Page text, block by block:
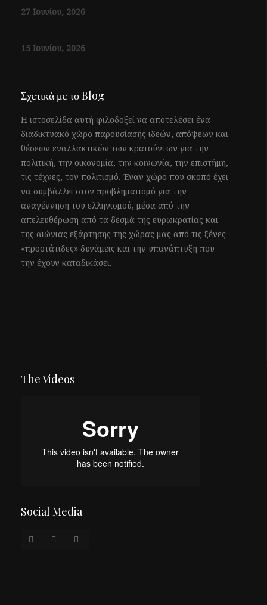
27 Ιουνίου, 2026
15 Ιουνίου, 2026
Σχετικά με το Blog
Η ιστοσελίδα αυτή φιλοδοξεί να αποτελέσει ένα
διαδικτυακό χώρο παρουσίασης ιδεών, απόψεων και
θέσεων εναλλακτικών των κρατούντων για την
πολιτική, την οικονομία, την κοινωνία, την επιστήμη,
τις τέχνες, τον πολιτισμό. Έναν χώρο που σκοπό έχει
να συμβάλλει στον προβληματισμό για την
αναγέννηση του ελληνισμού, μέσα από την
απελευθέρωση από τα δεσμά της ευρωκρατίας και
της αιώνιας εξάρτησης της χώρας μας από τις ξένες
«προστάτιδες» δυνάμεις και την υπανάπτυξη που
την έχουν καταδικάσει.
The Videos
Social Media